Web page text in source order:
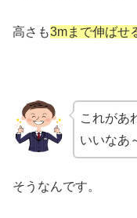
高さも3mまで伸ばせ
これがあ
いいなあ
そうなんです。